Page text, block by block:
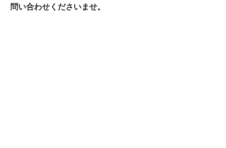
問い合わせくださいませ。